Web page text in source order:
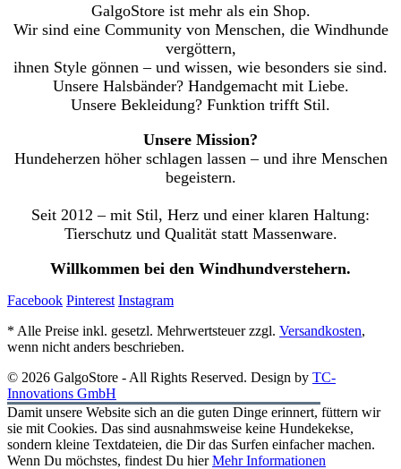
GalgoStore ist mehr als ein Shop.
Wir sind eine Community von Menschen, die Windhunde
vergöttern,
ihnen Style gönnen – und wissen, wie besonders sie sind.
Unsere Halsbänder? Handgemacht mit Liebe.
Unsere Bekleidung? Funktion trifft Stil.
Unsere Mission?
Hundeherzen höher schlagen lassen – und ihre Menschen
begeistern.
Seit 2012 – mit Stil, Herz und einer klaren Haltung:
Tierschutz und Qualität statt Massenware.
Willkommen bei den Windhundverstehern.
Facebook Pinterest Instagram
* Alle Preise inkl. gesetzl. Mehrwertsteuer zzgl. Versandkosten,
wenn nicht anders beschrieben.
© 2026 GalgoStore - All Rights Reserved. Design by TC-
Innovations GmbH
Damit unsere Website sich an die guten Dinge erinnert, füttern wir
sie mit Cookies. Das sind ausnahmsweise keine Hundekekse,
sondern kleine Textdateien, die Dir das Surfen einfacher machen.
Wenn Du möchstes, findest Du hierMehr Informationen